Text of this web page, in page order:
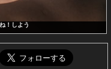
！しよう